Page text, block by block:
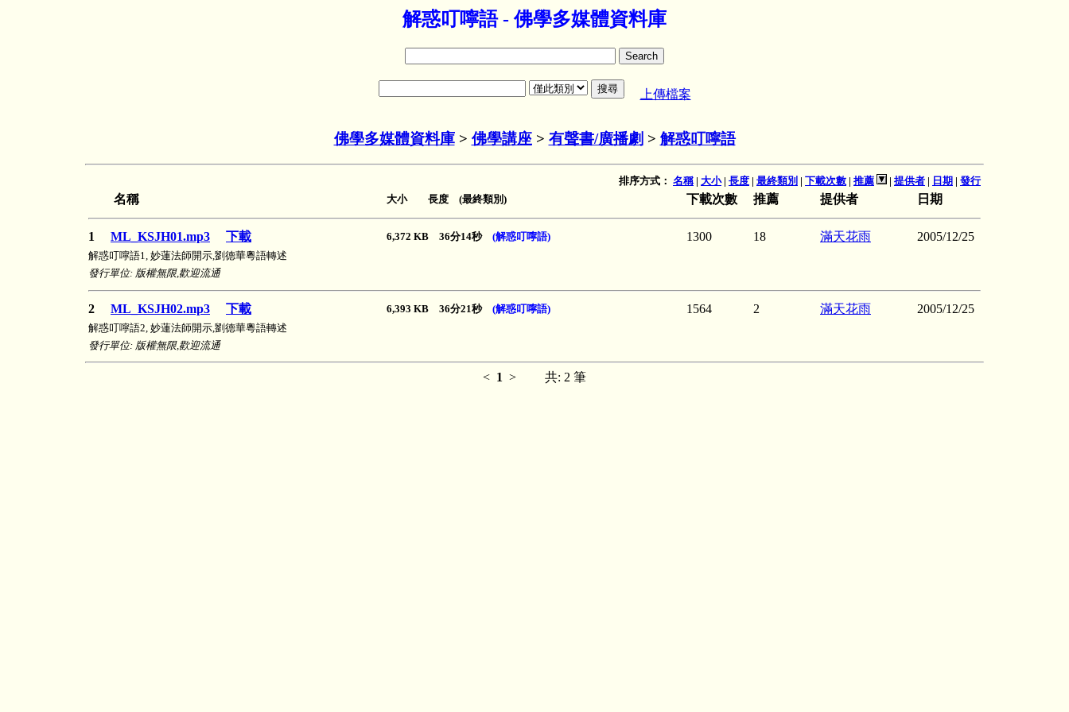
解惑叮嚀語 - 佛學多媒體資料庫
上傳檔案
佛學多媒體資料庫> 佛學講座> 有聲書/廣播劇 > 解惑叮嚀語
排序方式： 名稱| 大小| 長度 | 最終類別 | 下載次數 | 推薦 | 提供者 | 日期 | 發行
名稱 大小 長度 (最終類別) 下載次數 推薦 提供者 日期
1 ML_KSJH01.mp3 下載 6,372 KB 36分14秒 (解惑叮嚀語) 1300 18 滿天花雨 2005/12/25
解惑叮嚀語1, 妙蓮法師開示,劉德華粵語轉述
發行單位: 版權無限,歡迎流通
2 ML_KSJH02.mp3 下載 6,393 KB 36分21秒 (解惑叮嚀語) 1564 2 滿天花雨 2005/12/25
解惑叮嚀語2, 妙蓮法師開示,劉德華粵語轉述
發行單位: 版權無限,歡迎流通
< 1 > 共: 2 筆